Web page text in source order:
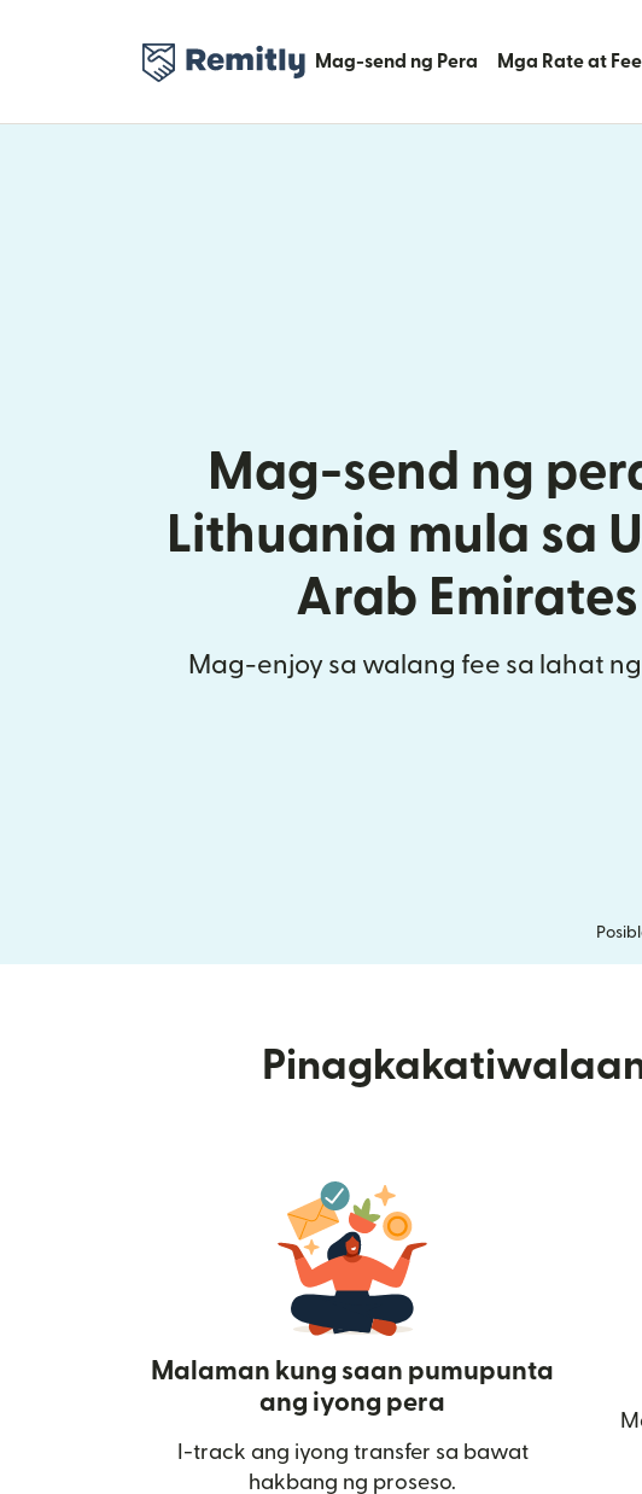
Mag-send ng Pera Mga Rate at Fee
Mag-send ng
Lithuania mula sa
Arab Emirates
Mag-enjoy sa walang fee sa lahat
Malaman kung saan pumupunta
ang iyong pera
I-track ang iyong transfer sa bawat
hakbang ng proseso.